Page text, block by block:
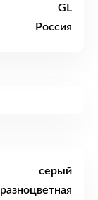
GL
Россия
серый
разноцветная